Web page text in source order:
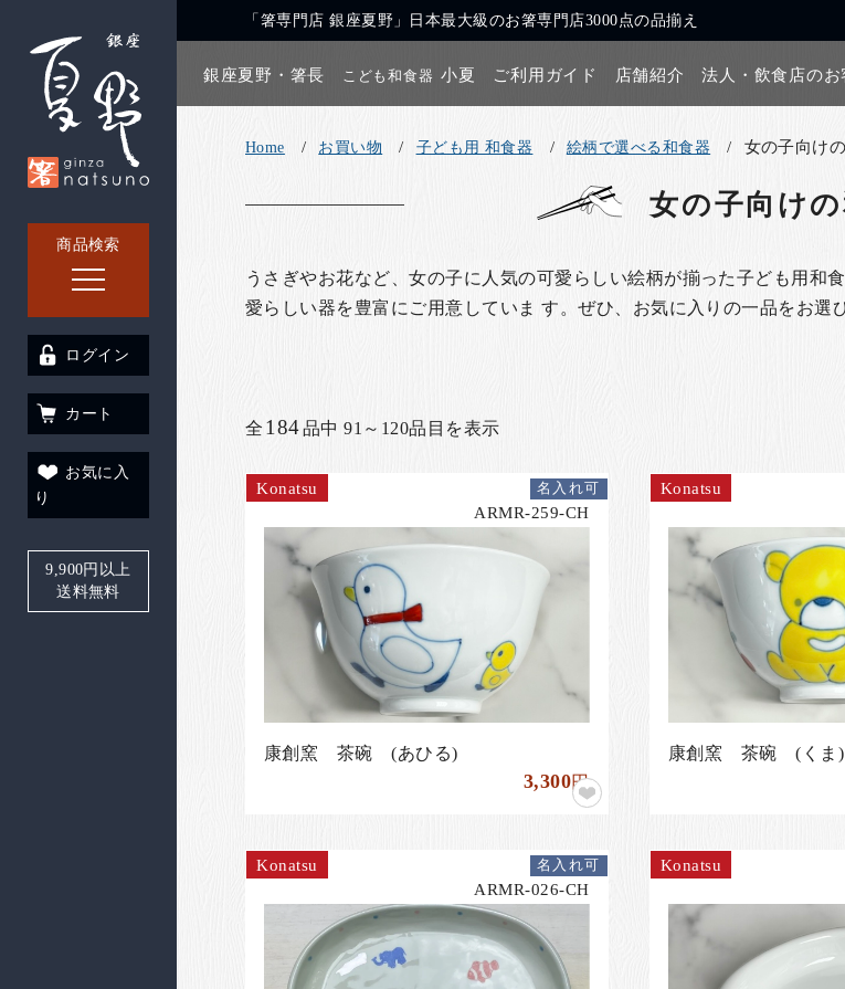
商品検索
「箸専門店 銀座夏野」日本最大級のお箸専門店3000点の品揃え
銀座夏野・箸長 こども和食器 小夏 ご利用ガイド 店舗紹介 法人・飲食店のお
ログイン
カート
お気に入
り
9,900円以上
送料無料
Home お買い物 子ども用 和食器 絵柄で選べる和食器 女の子向け
女の子向け
うさぎやお花など、女の子に人気の可愛らしい絵柄が揃った子ども用
愛らしい器を豊富にご用意していま す。ぜひ、お気に入りの一品をお選
全 184品中 91～120品目を表示
Konatsu
ARMR-259-CH
名入れ可
康創窯 茶碗 (あひる)
3,300円
Konatsu
康創窯 茶碗 (くま)
Konatsu
ARMR-026-CH
名入れ可
Konatsu